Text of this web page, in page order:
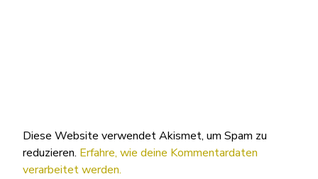
Diese Website verwendet Akismet, um Spam zu
reduzieren. Erfahre, wie deine Kommentardaten
verarbeitet werden.